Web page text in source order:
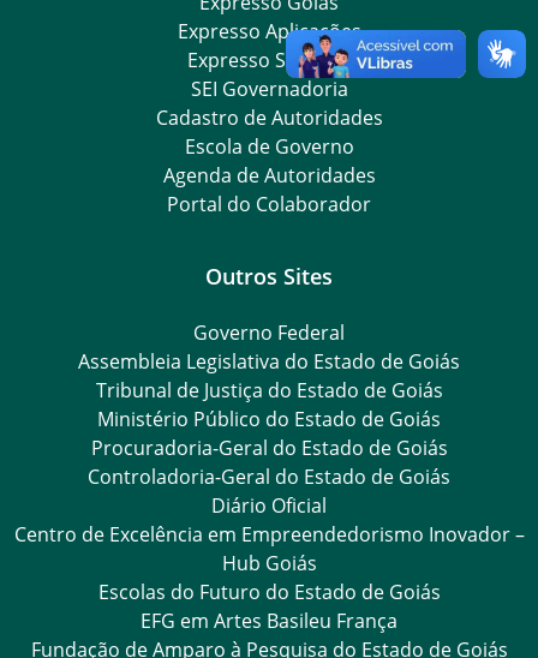
Expresso Aplicações
Expresso Servidor
SEI Governadoria
Cadastro de Autoridades
Escola de Governo
Agenda de Autoridades
Portal do Colaborador
Outros Sites
Governo Federal
Assembleia Legislativa do Estado de Goiás
Tribunal de Justiça do Estado de Goiás
Ministério Público do Estado de Goiás
Procuradoria-Geral do Estado de Goiás
Controladoria-Geral do Estado de Goiás
Diário Oficial
Centro de Excelência em Empreendedorismo Inovador –
Hub Goiás
Escolas do Futuro do Estado de Goiás
EFG em Artes Basileu França
Fundação de Amparo à Pesquisa do Estado de Goiás